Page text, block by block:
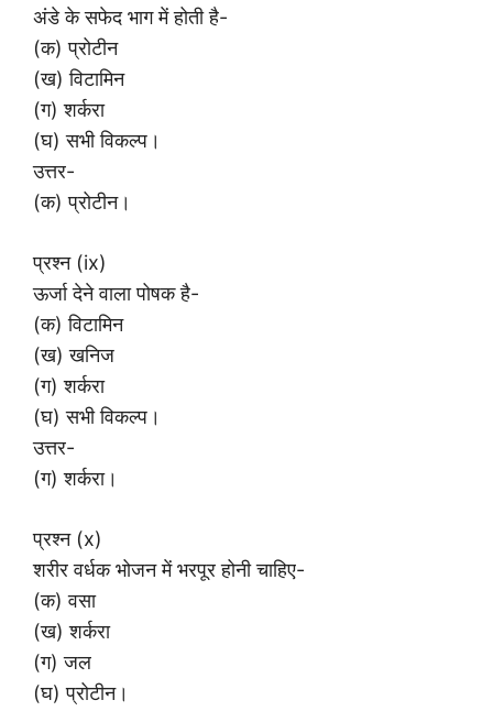
अंडे के सफेद भाग में होती है-
(क) प्रोटीन
(ख) विटामिन
(ग) शर्करा
(घ) सभी विकल्प।
उत्तर-
(क) प्रोटीन।
प्रश्न (ix)
ऊर्जा देने वाला पोषक है-
(क) विटामिन
(ख) खनिज
(ग) शर्करा
(घ) सभी विकल्प।
उत्तर-
(ग) शर्करा।
प्रश्न (x)
शरीर वर्धक भोजन में भरपूर होनी चाहिए-
(क) वसा
(ख) शर्करा
(ग) जल
(घ) प्रोटीन।